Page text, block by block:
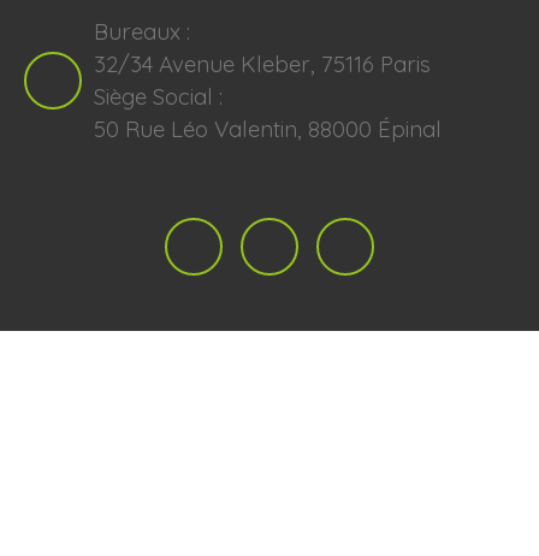
Bureaux :
32/34 Avenue Kleber, 75116 Paris
Siège Social :
50 Rue Léo Valentin, 88000 Épinal